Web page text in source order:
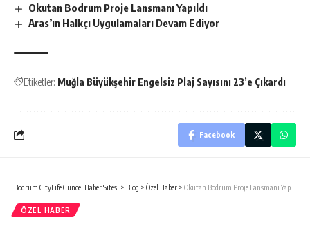
Okutan Bodrum Proje Lansmanı Yapıldı
Aras’ın Halkçı Uygulamaları Devam Ediyor
Etiketler: Muğla Büyükşehir Engelsiz Plaj Sayısını 23’e Çıkardı
Facebook
Bodrum CityLife Güncel Haber Sitesi > Blog > Özel Haber > Okutan Bodrum Proje Lansmanı Yapıldı
ÖZEL HABER